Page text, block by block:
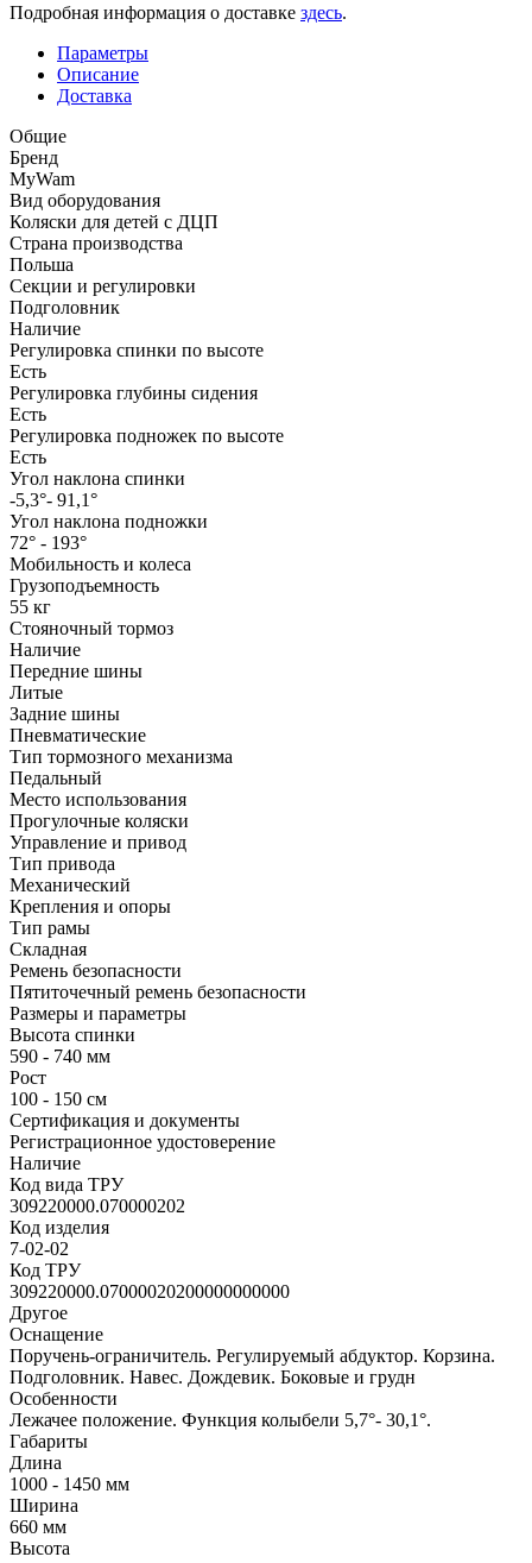
Подробная информация о доставке здесь.
Параметры
Описание
Доставка
Общие
Бренд
MyWam
Вид оборудования
Коляски для детей с ДЦП
Страна производства
Польша
Секции и регулировки
Подголовник
Наличие
Регулировка спинки по высоте
Есть
Регулировка глубины сидения
Есть
Регулировка подножек по высоте
Есть
Угол наклона спинки
-5,3°- 91,1°
Угол наклона подножки
72° - 193°
Мобильность и колеса
Грузоподъемность
55 кг
Стояночный тормоз
Наличие
Передние шины
Литые
Задние шины
Пневматические
Тип тормозного механизма
Педальный
Место использования
Прогулочные коляски
Управление и привод
Тип привода
Механический
Крепления и опоры
Тип рамы
Складная
Ремень безопасности
Пятиточечный ремень безопасности
Размеры и параметры
Высота спинки
590 - 740 мм
Рост
100 - 150 см
Сертификация и документы
Регистрационное удостоверение
Наличие
Код вида ТРУ
309220000.070000202
Код изделия
7-02-02
Код ТРУ
309220000.07000020200000000000
Другое
Оснащение
Поручень-ограничитель. Регулируемый абдуктор. Корзина.
Подголовник. Навес. Дождевик. Боковые и грудн
Особенности
Лежачее положение. Функция колыбели 5,7°- 30,1°.
Габариты
Длина
1000 - 1450 мм
Ширина
660 мм
Высота